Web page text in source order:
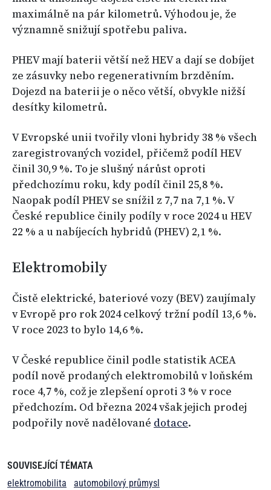
maximálně na pár kilometrů. Výhodou je, že
významně snižují spotřebu paliva.
PHEV mají baterii větší než HEV a dají se dobíjet
ze zásuvky nebo regenerativním brzděním.
Dojezd na baterii je o něco větší, obvykle nižší
desítky kilometrů.
V Evropské unii tvořily vloni hybridy 38 % všech
zaregistrovaných vozidel, přičemž podíl HEV
činil 30,9 %. To je slušný nárůst oproti
předchozímu roku, kdy podíl činil 25,8 %.
Naopak podíl PHEV se snížil z 7,7 na 7,1 %. V
České republice činily podíly v roce 2024 u HEV
22 % a u nabíjecích hybridů (PHEV) 2,1 %.
Elektromobily
Čistě elektrické, bateriové vozy (BEV) zaujímaly
v Evropě pro rok 2024 celkový tržní podíl 13,6 %.
V roce 2023 to bylo 14,6 %.
V České republice činil podle statistik ACEA
podíl nově prodaných elektromobilů v loňském
roce 4,7 %, což je zlepšení oproti 3 % v roce
předchozím. Od března 2024 však jejich prodej
podpořily nově nadělované dotace.
SOUVISEJÍCÍ TÉMATA
elektromobilita
automobilový průmysl